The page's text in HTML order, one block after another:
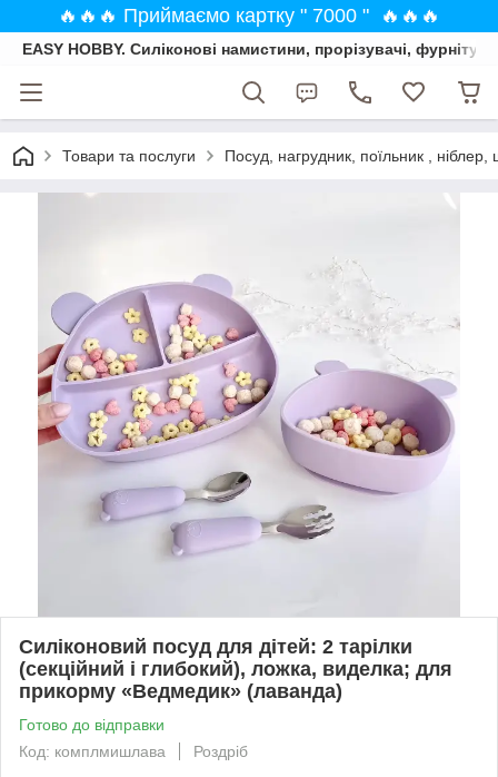
🔥🔥🔥 Приймаємо картку " 7000 " 🔥🔥🔥
EASY HOBBY. Силіконові намистини, прорізувачі,
Товари та послуги Посуд, нагрудник, поїльник , ніблер,
Силіконовий посуд для дітей: 2 тарілки
(секційний і глибокий), ложка, виделка; для
прикорму «Ведмедик» (лаванда)
Готово до відправки
Код: комплмишлава
Роздріб